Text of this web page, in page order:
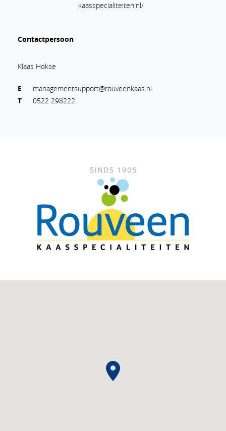
kaasspecialiteiten.nl/
Contactpersoon
Klaas Hokse
E
managementsupport@rouveenkaas.nl
T
0522 298222